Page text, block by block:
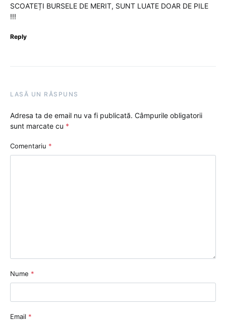
SCOATEȚI BURSELE DE MERIT, SUNT LUATE DOAR DE PILE
!!!
Reply
LASĂ UN RĂSPUNS
Adresa ta de email nu va fi publicată. Câmpurile obligatorii
sunt marcate cu *
Comentariu *
Nume *
Email *